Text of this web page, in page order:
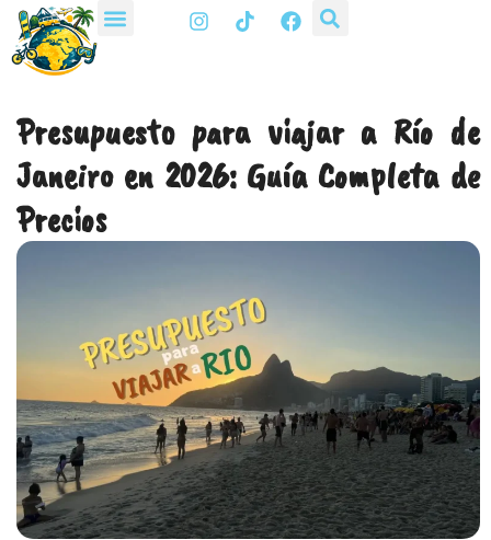
al
contenido
I
n
r
a
m
T
i
F
a
o
o
k
Presupuesto para viajar a Río de
Janeiro en 2026: Guía Completa de
Precios